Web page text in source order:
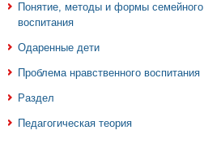
Понятие, методы и формы семейного
воспитания
Одаренные дети
Проблема нравственного воспитания
Раздел
Педагогическая теория